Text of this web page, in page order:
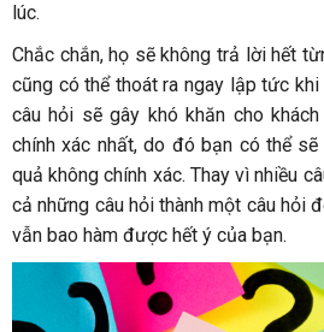
lúc.
Chắc chắn, họ sẽ không trả lời hết
cũng có thể thoát ra ngay lập tức khi
câu hỏi sẽ gây khó khăn cho
chính xác nhất, do đó bạn có thể
quả không chính xác. Thay vì nhiều
cả những câu hỏi thành một câu hỏi
vẫn bao hàm được hết ý của bạn.